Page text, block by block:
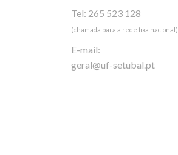
Tel: 265 523 128
(chamada para a rede fixa nacional)
E-mail:
geral@uf-setubal.pt